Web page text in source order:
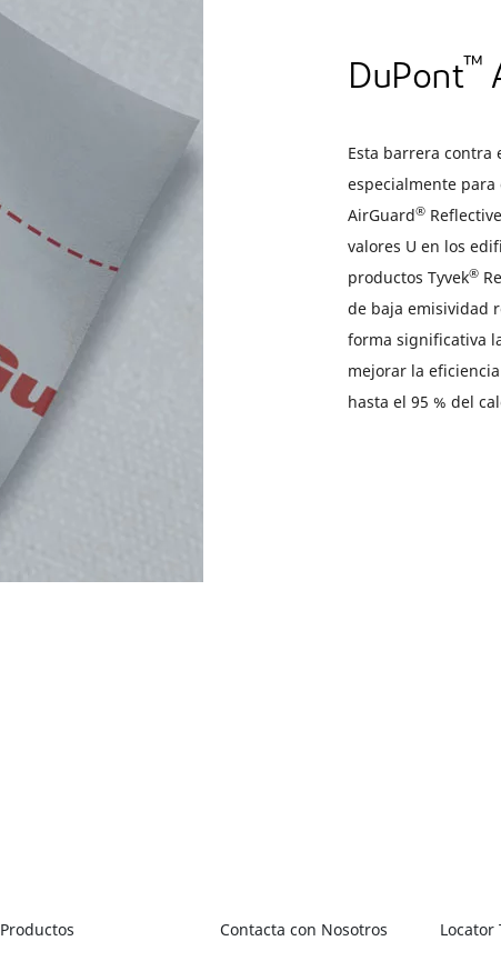
DuPont™
Esta barrera contra
especialmente
AirGuard®
valores U en los
productos Tyvek®
de baja emisividad
forma significativa
mejorar la
hasta el 95 % del
Productos Contacta con Nosotros Locator